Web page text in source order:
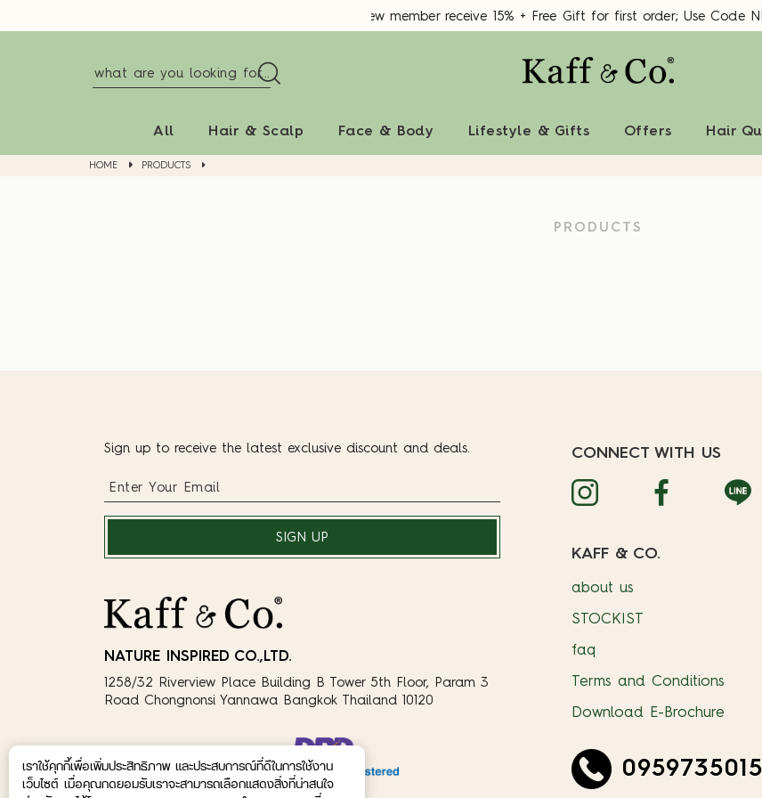
New member receive 15% + Free Gift for first order; Use Code
All Hair & Scalp Face & Body Lifestyle & Gifts Offers Hair
HOME PRODUCTS
PRODUCTS
Sign up to receive the latest exclusive discount and deals.
SIGN UP
NATURE INSPIRED CO.,LTD.
1258/32 Riverview Place Building B Tower 5th Floor, Param 3
Road Chongnonsi Yannawa Bangkok Thailand 10120
CONNECT WITH US
KAFF & CO.
about us
STOCKIST
faq
Terms and Conditions
Download E-Brochure
0959735015
เราใช้คุกกี้เพื่อเพิ่มประสิทธิภาพ และประสบการณ์ที่ดีในการใช้งาน
เว็บไซต์ เมื่อคุณกดยอมรับเราจะสามารถเลือกแสดงสิ่งที่น่าสนใจ